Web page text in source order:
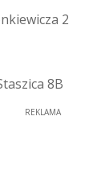
2
8B
REKLAMA